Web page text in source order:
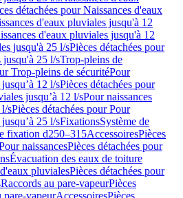
détachées pour Naissances d'eaux
d'eaux pluviales jusqu'à 12
d'eaux pluviales jusqu'à 12
jusqu'à 25 l/sPièces détachées pour
jusqu'à 25 l/sTrop-pleins de
Trop-pleins de sécuritéPour
12 l/sPièces détachées pour
jusqu’à 12 l/sPour naissances
l/sPièces détachées pour Pour
25 l/sFixationsSystème de
fixation d250–315AccessoiresPièces
naissancesPièces détachées pour
Évacuation des eaux de toiture
pluvialesPièces détachées pour
Raccords au pare-vapeurPièces
pare-vapeurAccessoiresPièces